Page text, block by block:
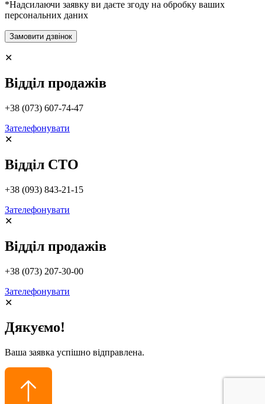
*Надсилаючи заявку ви даєте згоду на обробку ваших
персональних даних
✕
Відділ продажів
+38 (073) 607-74-47
Зателефонувати
✕
Відділ СТО
+38 (093) 843-21-15
Зателефонувати
✕
Відділ продажів
+38 (073) 207-30-00
Зателефонувати
✕
Дякуємо!
Ваша заявка успішно відправлена.